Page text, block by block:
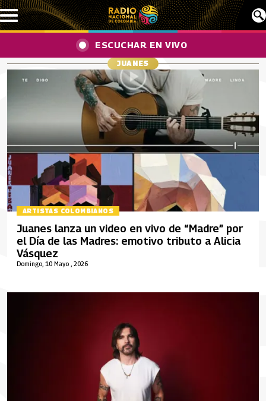
Pasar al contenido principal
ESCUCHAR EN VIVO
JUANES
ARTISTAS COLOMBIANOS
Domingo, 10 Mayo , 2026
Juanes lanza un video en vivo de “Madre” por
el Día de las Madres: emotivo tributo a Alicia
Vásquez